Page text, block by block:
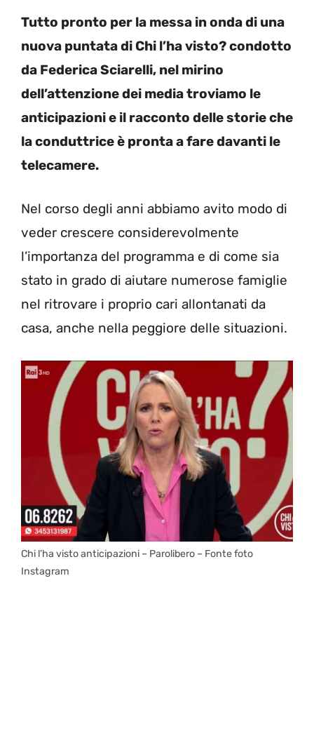
Tutto pronto per la messa in onda di una
nuova puntata di Chi l’ha visto? condotto
da Federica Sciarelli, nel mirino
dell’attenzione dei media troviamo le
anticipazioni e il racconto delle storie che
la conduttrice è pronta a fare davanti le
telecamere.
Nel corso degli anni abbiamo avito modo di
veder crescere considerevolmente
l’importanza del programma e di come sia
stato in grado di aiutare numerose famiglie
nel ritrovare i proprio cari allontanati da
casa, anche nella peggiore delle situazioni.
Chi l’ha visto anticipazioni – Parolibero – Fonte foto
Instagram